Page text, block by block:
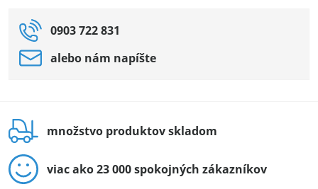
0903 722 831
alebo nám napíšte
množstvo produktov skladom
viac ako 23 000 spokojných zákazníkov